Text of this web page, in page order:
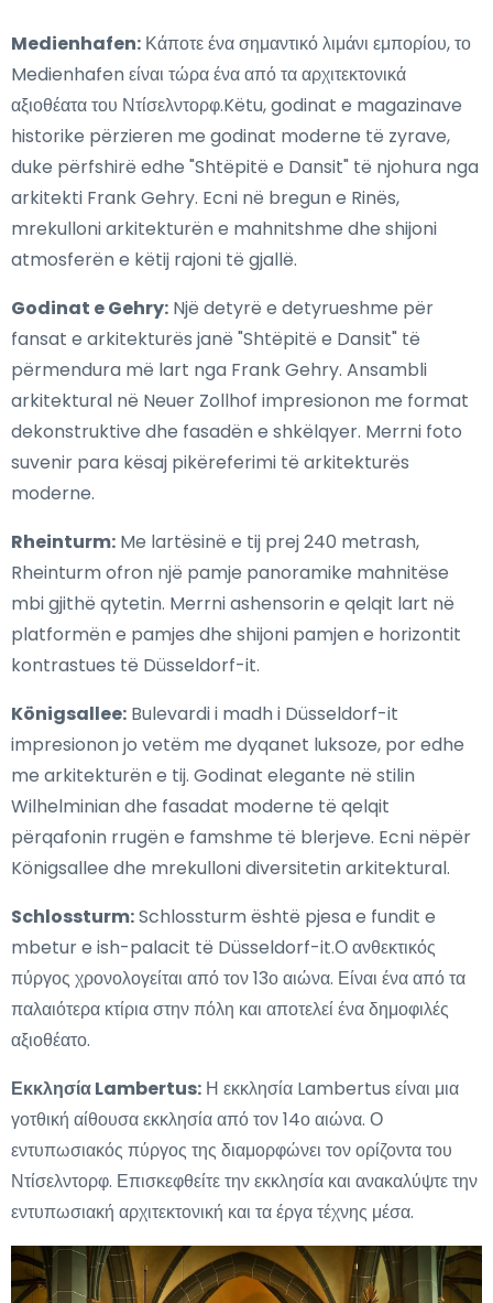
Medienhafen: Κάποτε ένα σημαντικό λιμάνι εμπορίου, το
Medienhafen είναι τώρα ένα από τα αρχιτεκτονικά
αξιοθέατα του Ντίσελντορφ.Këtu, godinat e magazinave
historike përzieren me godinat moderne të zyrave,
duke përfshirë edhe "Shtëpitë e Dansit" të njohura nga
arkitekti Frank Gehry. Ecni në bregun e Rinës,
mrekulloni arkitekturën e mahnitshme dhe shijoni
atmosferën e këtij rajoni të gjallë.
Godinat e Gehry: Një detyrë e detyrueshme për
fansat e arkitekturës janë "Shtëpitë e Dansit" të
përmendura më lart nga Frank Gehry. Ansambli
arkitektural në Neuer Zollhof impresionon me format
dekonstruktive dhe fasadën e shkëlqyer. Merrni foto
suvenir para kësaj pikëreferimi të arkitekturës
moderne.
Rheinturm: Me lartësinë e tij prej 240 metrash,
Rheinturm ofron një pamje panoramike mahnitëse
mbi gjithë qytetin. Merrni ashensorin e qelqit lart në
platformën e pamjes dhe shijoni pamjen e horizontit
kontrastues të Düsseldorf-it.
Königsallee: Bulevardi i madh i Düsseldorf-it
impresionon jo vetëm me dyqanet luksoze, por edhe
me arkitekturën e tij. Godinat elegante në stilin
Wilhelminian dhe fasadat moderne të qelqit
përqafonin rrugën e famshme të blerjeve. Ecni nëpër
Königsallee dhe mrekulloni diversitetin arkitektural.
Schlossturm:Schlossturm është pjesa e fundit e
mbetur e ish-palacit të Düsseldorf-it.Ο ανθεκτικός
πύργος χρονολογείται από τον 13ο αιώνα. Είναι ένα από τα
παλαιότερα κτίρια στην πόλη και αποτελεί ένα δημοφιλές
αξιοθέατο.
Εκκλησία Lambertus: Η εκκλησία Lambertus είναι μια
γοτθική αίθουσα εκκλησία από τον 14ο αιώνα. Ο
εντυπωσιακός πύργος της διαμορφώνει τον ορίζοντα του
Ντίσελντορφ. Επισκεφθείτε την εκκλησία και ανακαλύψτε την
εντυπωσιακή αρχιτεκτονική και τα έργα τέχνης μέσα.